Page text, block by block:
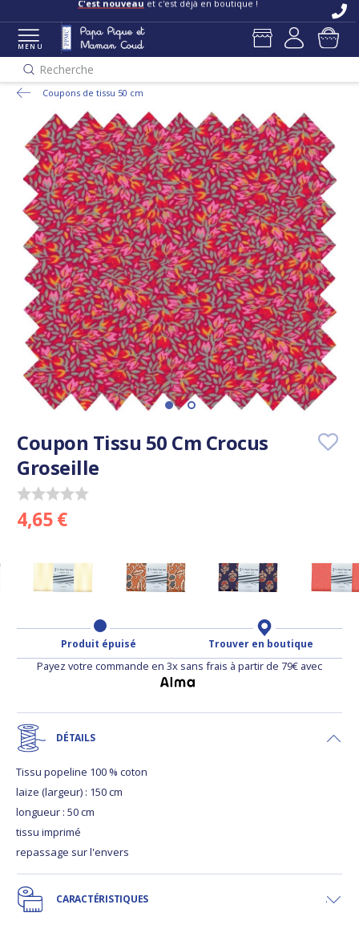
C'est nouveau et c'est déjà en boutique !
MENU
Recherche
Coupons de tissu 50 cm
Coupon Tissu 50 Cm Crocus
Groseille
4,65 €
Produit épuisé Trouver en boutique
Payez votre commande en 3x sans frais à partir de 79€ avec
DÉTAILS
Tissu popeline 100 % coton
laize (largeur) : 150 cm
longueur : 50 cm
tissu imprimé
repassage sur l'envers
CARACTÉRISTIQUES